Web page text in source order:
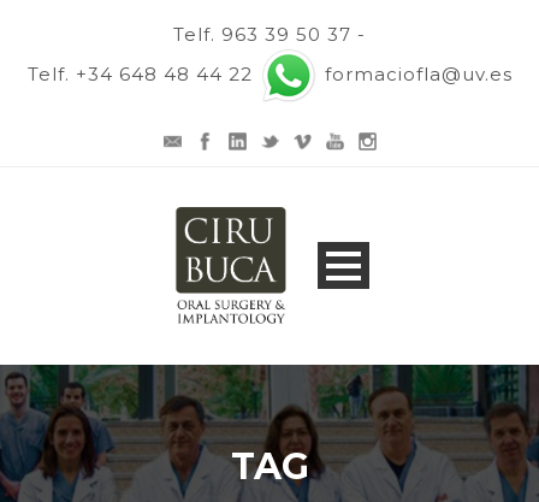
Telf. 963 39 50 37 -
Telf. +34 648 48 44 22
formaciofla@uv.es
TAG